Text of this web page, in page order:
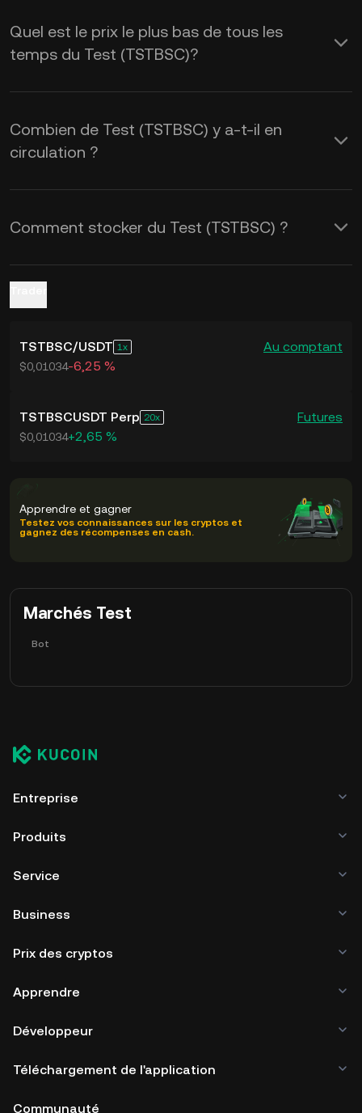
calculatrice de KuCoin pour obtenir les
taux de change deTSTBSC à USD
temps réel.
Quel est le prix le plus bas de tous les
temps du Test (TSTBSC)?
Combien de Test (TSTBSC) y a-t-il en
circulation ?
Comment stocker du Test (TSTBSC) ?
TSTBSC/USDT 1 Au comptant
$0,01034-6,25 %
TSTBSCUSDT Perp 20 Futures
$0,01034+2,65 %
Apprendre et gagner
Testez vos connaissances sur les cryptos et
gagnez des récompenses en cash.
Marchés Test
Bot
Entreprise
Produits
Service
Business
Prix des cryptos
Apprendre
Développeur
Téléchargement de l'application
Communauté